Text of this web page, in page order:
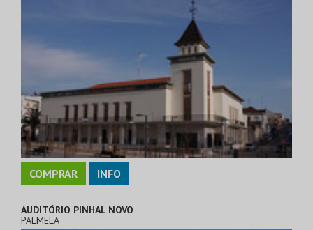
COMPRAR INFO
AUDITÓRIO PINHAL NOVO
PALMELA